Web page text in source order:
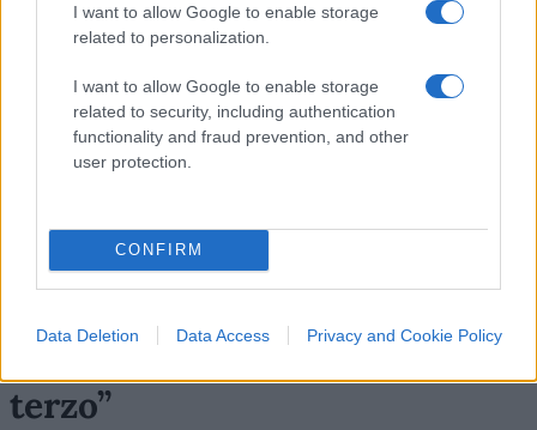
I want to allow Google to enable storage
related to personalization.
I want to allow Google to enable storage
related to security, including authentication
functionality and fraud prevention, and other
user protection.
CONFIRM
Data Deletion Data Access Privacy and Cookie Policy
Vai all'archivio delle vignette
L’ex bomber a gamba tesa sul
caso Roggero: “L’errore è
terzo”